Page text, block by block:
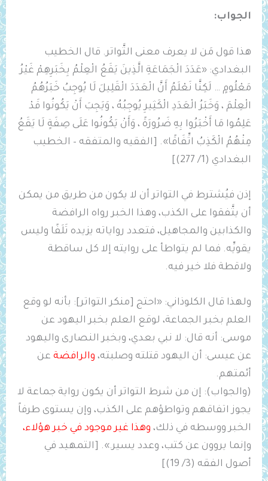
الجواب:
هذا قول مَن لا يعرف معنى التَّواتر. قال الخطيب
البغدادي: «عَدَدَ الْجَمَاعَةِ الَّذِينَ يَقَعُ الْعِلْمُ بِخَبَرِهِمْ غَيْرُ
مَعْلُومٍ … لَكِنَّا نَعْلَمُ أَنَّ الْعَدَدَ الْقَلِيلَ لَا يُوجِبُ خَبَرُهُمُ
الْعِلْمَ ، وَخَبَرُ الْعَدَدِ الْكَثِيرِ يُوجِبُهُ ، وَيَجِبَ أَنْ يَكُونُوا قَدْ
عَلِمُوا مَا أَخْبَرُوا بِهِ ضَرُورَةً ، وَأَنْ يَكُونُوا عَلَى صِفَةٍ لَا يَقَعُ
مِنْهُمُ ‌الْكَذِبُ اتِّفَاقًا». [الفقيه والمتفقه – الخطيب
البغدادي (1/ 277)]
إذن فيُشترط في التواتر أن لا يكون من طريق من يمكن
أن يتَّفقوا على الكذب، وهذا الخبر رواه الرافضة
والكذابين والمجاهيل، فتعدد رواياته يزيده تَلَفًا وليس
يقويِّه. فما لم يتواطأ على روايته إلا كل ساقطة
ولاقطة فلا خير فيه.
ولهذا قال الكلوذاني: «احتج [منكر التواتر]: بأنه لو وقع
العلم بخبر الجماعة، لوقع العلم بخبر اليهود عن
موسى: أنه قال: لا نبي بعدي، وبخبر النصارى واليهود
عن عيسى: أن اليهود قتلته وصلبته، والرافضة عن
أئمتهم.
(والجواب): إن من شرط التواتر أن يكون رواية جماعة لا
يجوز اتفاقهم وتواطؤهم على الكذب، وإن يستوى طرفاً
الخبر ووسطه في ذلك، وهذا غير موجود في خبر هؤلاء،
وإنما يروون عن كتب، وعدد يسير.». [التمهيد في
أصول الفقه (3/ 19)]